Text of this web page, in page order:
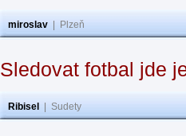
miroslav Plzeň
Sledovat fotbal jde
Ribisel Sudety